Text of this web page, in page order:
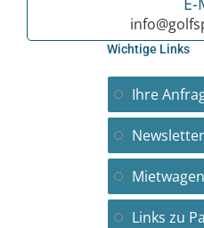
Wichtige Links
Ihre
Links zu